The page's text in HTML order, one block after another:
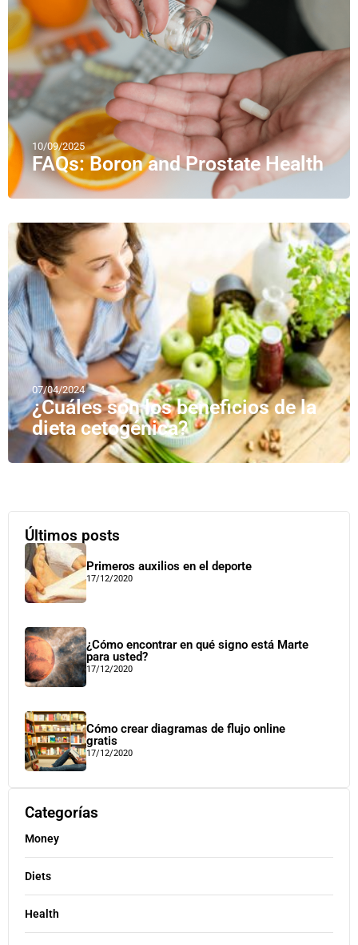
10/09/2025
FAQs: Boron and Prostate Health
07/04/2024
¿Cuáles son los beneficios de la
dieta cetogénica?
Últimos posts
Primeros auxilios en el deporte
17/12/2020
¿Cómo encontrar en qué signo está Marte
para usted?
17/12/2020
Cómo crear diagramas de flujo online
gratis
17/12/2020
Categorías
Money
Diets
Health